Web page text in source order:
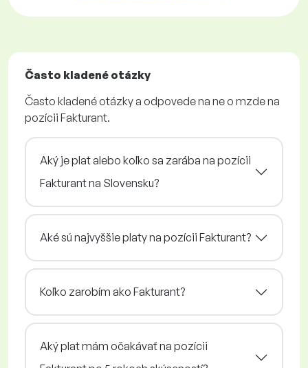
Často kladené otázky
Často kladené otázky a odpovede na ne o mzde na
pozícii Fakturant.
Aký je plat alebo koľko sa zarába na pozícii
Fakturant na Slovensku?
Aké sú najvyššie platy na pozícii Fakturant?
Koľko zarobím ako Fakturant?
Aký plat mám očakávať na pozícii